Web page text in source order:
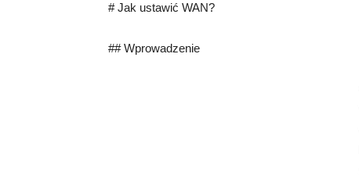
# Jak ustawić WAN?
## Wprowadzenie